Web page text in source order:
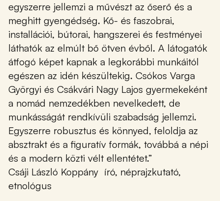
egyszerre jellemzi a művészt az őserő és a
meghitt gyengédség. Kő- és faszobrai,
installációi, bútorai, hangszerei és festményei
láthatók az elmúlt bő ötven évből. A látogatók
átfogó képet kapnak a legkorábbi munkáitól
egészen az idén készültekig. Csókos Varga
Györgyi és Csákvári Nagy Lajos gyermekeként
a nomád nemzedékben nevelkedett, de
munkásságát rendkívüli szabadság jellemzi.
Egyszerre robusztus és könnyed, feloldja az
absztrakt és a figuratív formák, továbbá a népi
és a modern közti vélt ellentétet.”
Csáji László Koppány író, néprajzkutató,
etnológus